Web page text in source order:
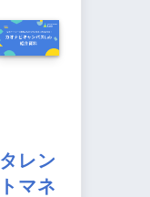
タレン
トマネ